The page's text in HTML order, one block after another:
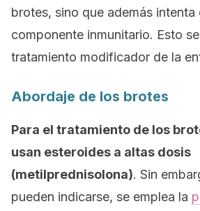
brotes, sino que además intenta
componente inmunitario. Esto
tratamiento modificador de la
Abordaje de los brotes
Para el tratamiento de los
usan esteroides a altas dosis
(metilprednisolona). Sin
pueden indicarse, se emplea la